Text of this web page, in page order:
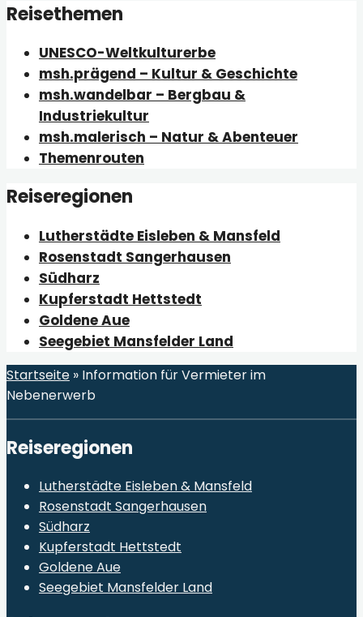
Reisethemen
UNESCO-Weltkulturerbe
msh.prägend – Kultur & Geschichte
msh.wandelbar – Bergbau &
Industriekultur
msh.malerisch – Natur & Abenteuer
Themenrouten
Reiseregionen
Lutherstädte Eisleben & Mansfeld
Rosenstadt Sangerhausen
Südharz
Kupferstadt Hettstedt
Goldene Aue
Seegebiet Mansfelder Land
Startseite » Information für Vermieter im
Nebenerwerb
Reiseregionen
Lutherstädte Eisleben & Mansfeld
Rosenstadt Sangerhausen
Südharz
Kupferstadt Hettstedt
Goldene Aue
Seegebiet Mansfelder Land